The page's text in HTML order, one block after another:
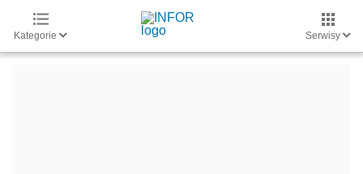
Kategorie Serwisy